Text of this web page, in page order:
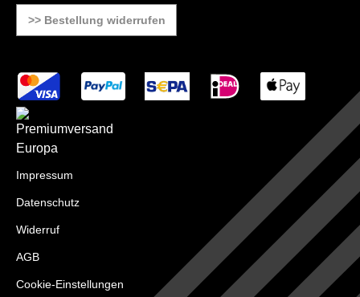
>> Bestellung widerrufen
Impressum
Datenschutz
Widerruf
AGB
Cookie-Einstellungen